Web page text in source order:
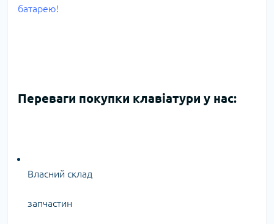
батарею!
Переваги покупки клавіатури у нас:
Власний склад
запчастин